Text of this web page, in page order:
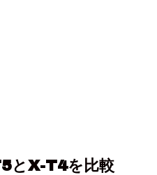
とX-T4を比較